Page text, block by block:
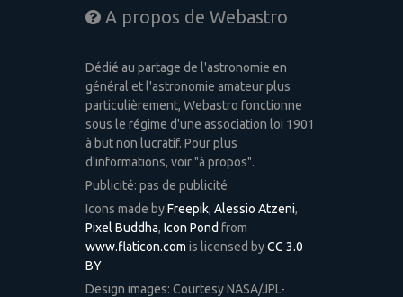
A propos de Webastro
Dédié au partage de l'astronomie en
général et l'astronomie amateur plus
particulièrement, Webastro fonctionne
sous le régime d'une association loi 1901
à but non lucratif. Pour plus
d'informations, voir "à propos".
Publicité: pas de publicité
Icons made byFreepik, Alessio Atzeni,
Pixel Buddha, Icon Pond from
www.flaticon.com is licensed byCC 3.0
BY
Design images: Courtesy NASA/JPL-